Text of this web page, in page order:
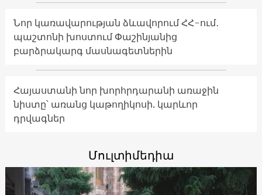
Նոր կառավարության ձևավորում ՀՀ-ում․
պաշտոնի խոստում Փաշինյանից
բարձրակարգ մասնագետներին
Հայաստանի նոր խորհրդարանի առաջին
նիստը՝ առանց կաթողիկոսի. կարևոր
դրվագներ
Մուլտիմեդիա